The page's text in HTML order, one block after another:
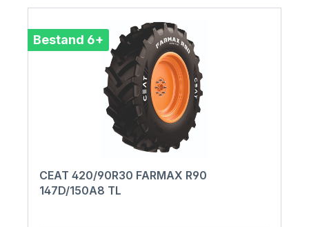
Bestand 6+
CEAT 420/90R30 FARMAX R90
147D/150A8 TL